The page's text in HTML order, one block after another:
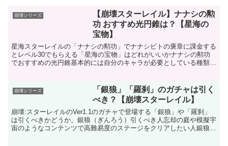
崩壊シリーズ
【崩壊スターレイル】ナナシの勲
功 おすすめ光円錐は？【星海の
宝物】
星海スターレイルの「ナナシの勲功」でナナシビトの褒章に課金する
とレベル30でもらえる「星海の宝物」はどれがいいかナナシの勲功
でおすすめの光円錐基本的には自分のキャラが必要としている種類の
崩壊シリーズ
「銀狼」「羅刹」のガチャは引く
べき？【崩壊スターレイル】
崩壊:スターレイルのVer1.1のガチャで登場する「銀狼」や「羅刹」
は引くべきかどうか。銀狼（ぎんろう）引くべき人忘却の庭や模擬宇
宙のようなコンテンツで高難易度のステージをクリアしたい人銀狼を